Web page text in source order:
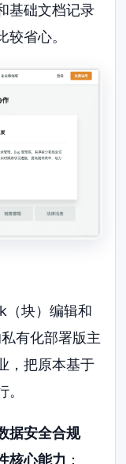
基础文档记录
省心。
块）编辑和
有化部署版主
，把原本基于
据安全合规
核心能力 ：